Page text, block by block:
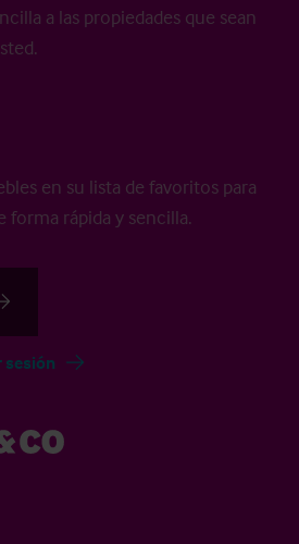
a las propiedades que sean
en su lista de favoritos para
forma rápida y sencilla.
sesión